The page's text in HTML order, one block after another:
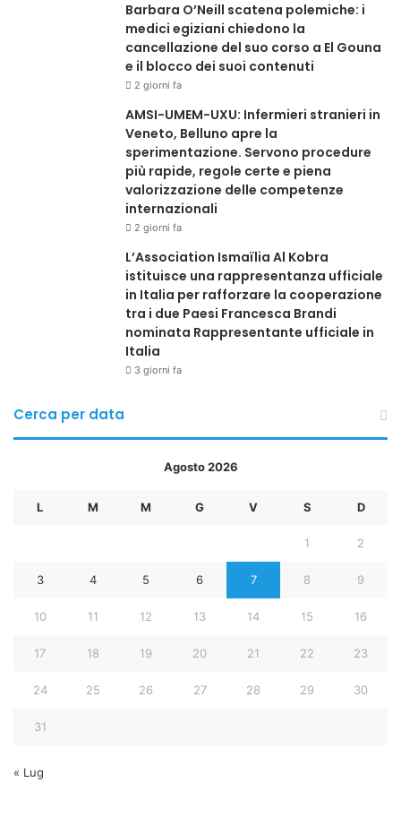
@RIPRODUZIONE RISERVATA.
Copy URL
Barbara O’Neill scatena polemiche: i
medici egiziani chiedono la
cancellazione del suo corso a El Gouna
e il blocco dei suoi contenuti
2 giorni fa
AMSI-UMEM-UXU: Infermieri stranieri in
Veneto, Belluno apre la
sperimentazione. Servono procedure
più rapide, regole certe e piena
valorizzazione delle competenze
internazionali
2 giorni fa
L’Association Ismaïlia Al Kobra
istituisce una rappresentanza ufficiale
in Italia per rafforzare la cooperazione
tra i due Paesi Francesca Brandi
nominata Rappresentante ufficiale in
Italia
3 giorni fa
Cerca per data
Agosto 2026
L M M G V S D
1 2
3 4 5 6 7 8 9
10 11 12 13 14 15 16
17 18 19 20 21 22 23
24 25 26 27 28 29 30
31
« Lug